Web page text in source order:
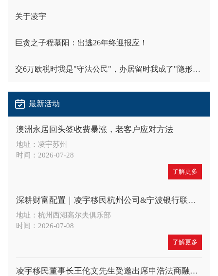
关于凌宇
巨贪之子程慕阳：出逃26年终迎报应！
交6万欧税时我是"守法公民"，办居留时我成了"隐形人"
最新活动
澳洲永居回头签收费暴涨，老客户应对方法
地址：凌宇苏州
时间：2026-07-28
了解更多
深耕财富配置｜凌宇移民杭州公司&宁波银行联合举办高端财富沙龙，共探A股大势与全球身份布局新机遇
地址：杭州西湖高尔夫俱乐部
时间：2026-07-08
了解更多
凌宇移民董事长王伦文先生受邀出席申浩法商融合论坛，深度解读 CRS 与税务合规新趋势